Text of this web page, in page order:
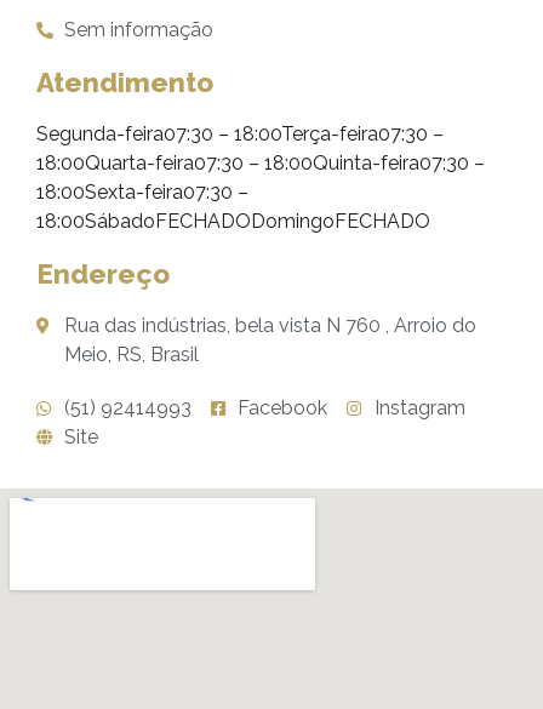
Sem informação
Atendimento
Segunda-feira07:30 – 18:00Terça-feira07:30 –
18:00Quarta-feira07:30 – 18:00Quinta-feira07:30 –
18:00Sexta-feira07:30 –
18:00SábadoFECHADODomingoFECHADO
Endereço
Rua das indústrias, bela vista N 760 , Arroio do
Meio, RS, Brasil
(51) 92414993 Facebook
Instagram
Site